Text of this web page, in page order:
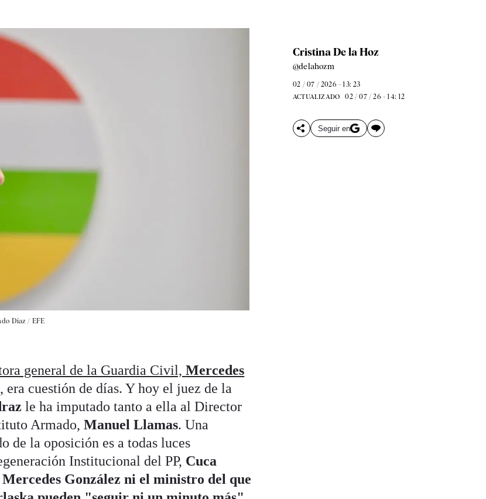
Díaz / EFE
Cristina De la Hoz
@delahozm
02 / 07 / 2026 - 13: 23
ACTUALIZADO 02 / 07 / 26 - 14: 12
Seguir en
general de la Guardia Civil,Mercedes
era cuestión de días. Y hoy el juez de la
le ha imputado tanto a ella al Director
Armado,Manuel Llamas. Una
de la oposición es a todas luces
Institucional del PP, Cuca
González ni el ministro del que